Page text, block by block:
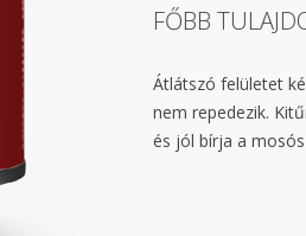
FŐBB
Átlátszó felületet
nem repedezik.
és jól bírja a